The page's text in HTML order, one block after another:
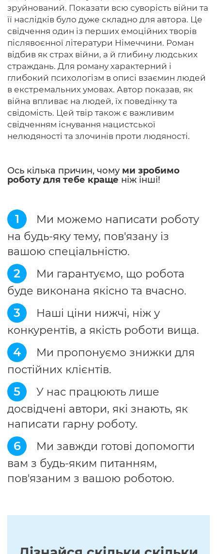
зруйнований. Показати всю суворість війни та
її наслідків було дуже складно для автора. Це
свідчення один із перших емоційних творів
післявоєнної літератури Німеччини. Роман
відбив як страх війни, а й глибину людських
страждань. Для роману характерний і
глибокий психологізм в описі взаємин людей
в екстремальних умовах. Автор показав, як
війна впливає на людей, їх поведінку та
свідомість. Цей твір також є важливим
свідченням існування нацистської
нелюдяності та злочинів проти людяності.
Ось кілька причин, чому ми зробимо
роботу для тебе краще ніж інші!
1
Ми можемо написати роботу
на будь-яку тему, пов'язану із
вашою спеціальністю.
2
Ми гарантуємо, що робота
буде виконана якісно та вчасно.
3
Наші ціни нижчі, ніж у
конкурентів, а якість роботи вища.
4
Ми пропонуємо знижки для
постійних клієнтів.
5
У нас працюють лише
досвідчені автори, які знають, як
написати гарну роботу.
6
Ми завжди готові допомогти
вам з будь-яким питанням,
пов'язаним з вашою роботою.